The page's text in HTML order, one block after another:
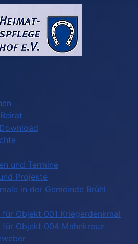
und Termine
Projekte
in der Gemeinde Brühl
für Objekt 001 Kriegerdenkmal
für Objekt 004 Mahnkreuz